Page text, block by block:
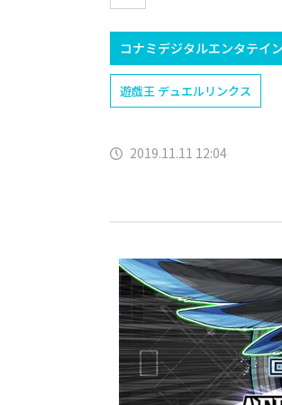
コナミデジタルエンタテイ
遊戯王 デュエルリンクス
2019.11.11 12:04